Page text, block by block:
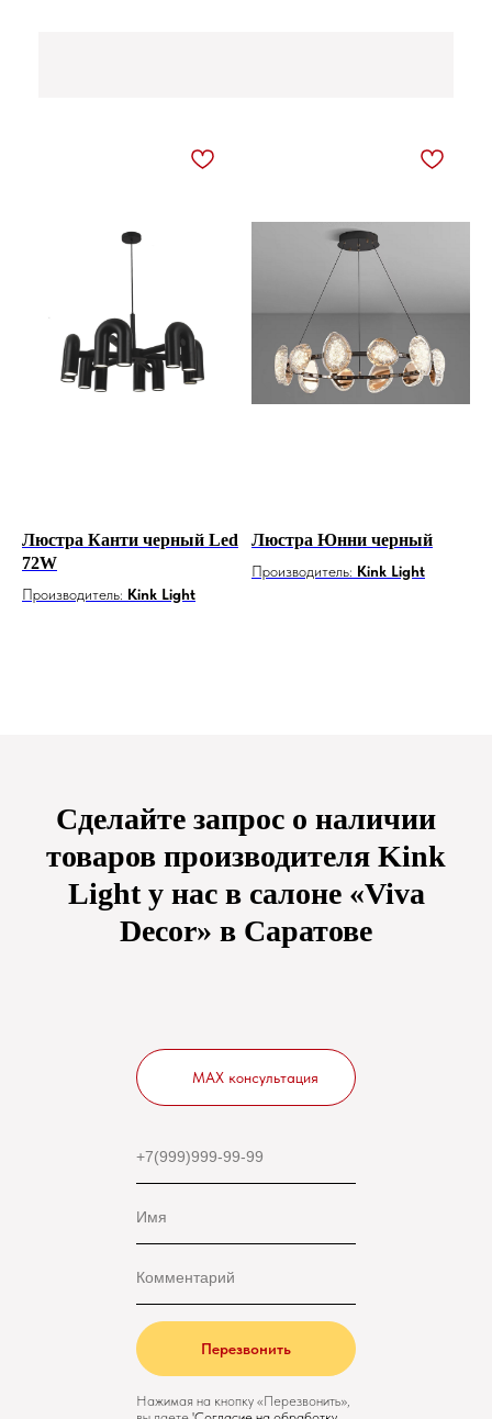
Люстра Канти черный Led
72W
Производитель: Kink Light
Люстра Юнни черный
Производитель: Kink Light
Сделайте запрос о наличии
товаров производителя Kink
Light у нас в салоне «Viva
Decor» в Саратове
Перезвонить
Нажимая на кнопку «Перезвонить»,
MAX консультация